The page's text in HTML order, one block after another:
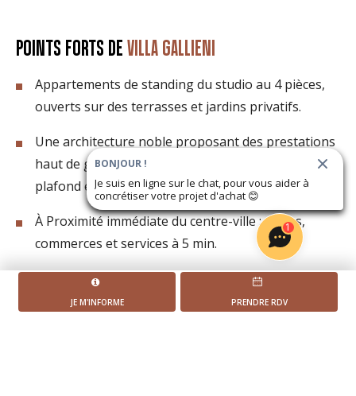
POINTS FORTS DE VILLA GALLIENI
Appartements de standing du studio au 4 pièces,
ouverts sur des terrasses et jardins privatifs.
Une architecture noble proposant des prestations
haut de gamme avec 2,70 mètres de hauteur sous
plafond et un cœur d'ilot paysager.
À Proximité immédiate du centre-ville : écoles,
commerces et services à 5 min.
Proche des transports, à quelques minutes du RER
A Joinville-le-Pont et de la future Ligne 15 du
JE M'INFORME PRENDRE RDV
1
BONJOUR !
Je suis en ligne sur le chat, pour vous aider à
concrétiser votre projet d'achat 😊